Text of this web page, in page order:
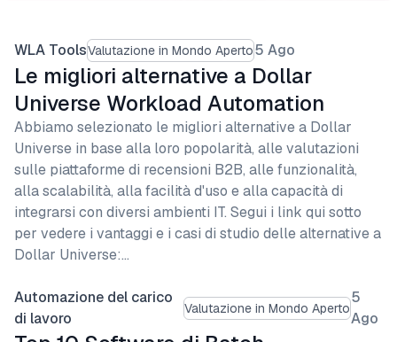
WLA ToolsValutazione in Mondo Aperto5 Ago
Le migliori alternative a Dollar
Universe Workload Automation
Abbiamo selezionato le migliori alternative a Dollar
Universe in base alla loro popolarità, alle valutazioni
sulle piattaforme di recensioni B2B, alle funzionalità,
alla scalabilità, alla facilità d'uso e alla capacità di
integrarsi con diversi ambienti IT. Segui i link qui sotto
per vedere i vantaggi e i casi di studio delle alternative a
Dollar Universe:…
Automazione del carico
di lavoro
Valutazione in Mondo Aperto
5
Ago